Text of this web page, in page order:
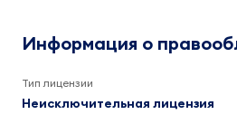
Информация о
Тип лицензии
Неисключительная лицензия